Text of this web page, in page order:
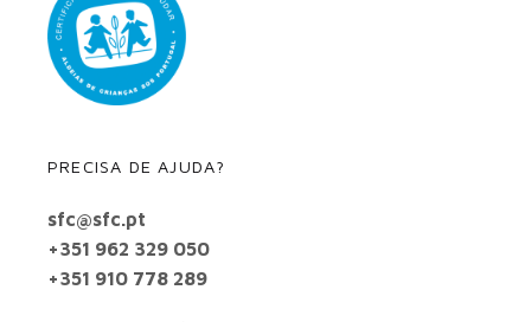
PRECISA DE AJUDA?
sfc@sfc.pt
+351 962 329 050
+351 910 778 289